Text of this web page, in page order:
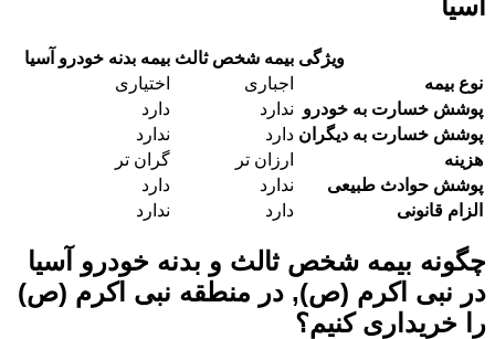
ویژگی بیمه شخص ثالث بیمه بدنه خودرو آسیا
نوع بیمه
اجباری
اختیاری
پوشش خسارت به خودرو ندارد
دارد
پوشش خسارت به دیگران دارد
ندارد
هزینه
ارزان تر
گران تر
پوشش حوادث طبیعی
ندارد
دارد
الزام قانونی
دارد ندارد
چگونه بیمه شخص ثالث و بدنه خودرو آسیا
در نبی اکرم (ص), در منطقه نبی اکرم (ص)
را خریداری کنیم؟